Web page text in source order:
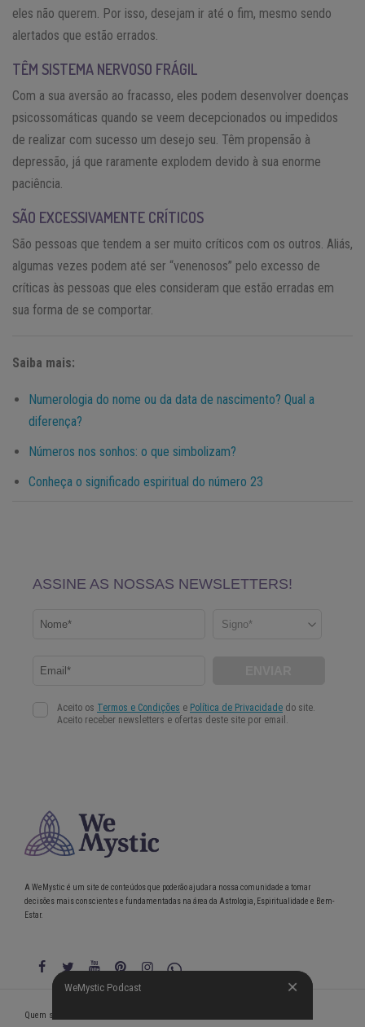
eles não querem. Por isso, desejam ir até o fim, mesmo sendo
alertados que estão errados.
TÊM SISTEMA NERVOSO FRÁGIL
Com a sua aversão ao fracasso, eles podem desenvolver doenças
psicossomáticas quando se veem decepcionados ou impedidos
de realizar com sucesso um desejo seu. Têm propensão à
depressão, já que raramente explodem devido à sua enorme
paciência.
SÃO EXCESSIVAMENTE CRÍTICOS
São pessoas que tendem a ser muito críticos com os outros. Aliás,
algumas vezes podem até ser “venenosos” pelo excesso de
críticas às pessoas que eles consideram que estão erradas em
sua forma de se comportar.
Saiba mais:
Numerologia do nome ou da data de nascimento? Qual a
diferença?
Números nos sonhos: o que simbolizam?
Conheça o significado espiritual do número 23
WeMystic Podcast
A WeMystic é um site de conteúdos que poderão ajudar a nossa comunidade a tomar
decisões mais conscientes e fundamentadas na área da Astrologia, Espiritualidade e Bem-
Estar.
WeMystic Podcast
Quem somos